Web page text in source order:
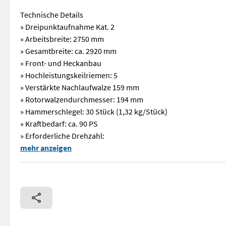
Technische Details
» Dreipunktaufnahme Kat. 2
» Arbeitsbreite: 2750 mm
» Gesamtbreite: ca. 2920 mm
» Front- und Heckanbau
» Hochleistungskeilriemen: 5
» Verstärkte Nachlaufwalze 159 mm
» Rotorwalzendurchmesser: 194 mm
» Hammerschlegel: 30 Stück (1,32 kg/Stück)
» Kraftbedarf: ca. 90 PS
» Erforderliche Drehzahl:
Arbeitsbreite 2750 mm / Dreipunktaufnahme Kat. 2 / mit
mehr anzeigen